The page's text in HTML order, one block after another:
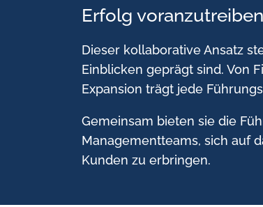
Erfolg
Dieser kollaborative Ansatz
Einblicken geprägt sind. Von
Expansion trägt jede
Gemeinsam bieten sie die
Managementteams, sich auf
Kunden zu erbringen.